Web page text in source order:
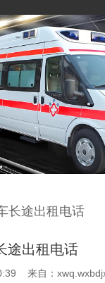
长途出租电话
途出租电话
来自：